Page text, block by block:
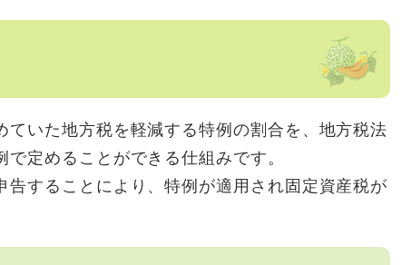
いた地方税を軽減する特例の割合を、地方税法
定めることができる仕組みです。
することにより、特例が適用され固定資産税が